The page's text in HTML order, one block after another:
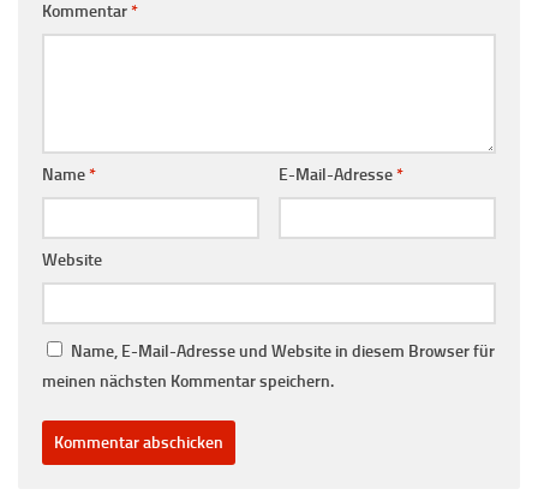
Kommentar*
Name* E-Mail-Adresse*
Website
Name, E-Mail-Adresse und Website in diesem Browser für
meinen nächsten Kommentar speichern.